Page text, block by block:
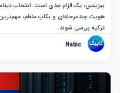
شوند.
Nabic